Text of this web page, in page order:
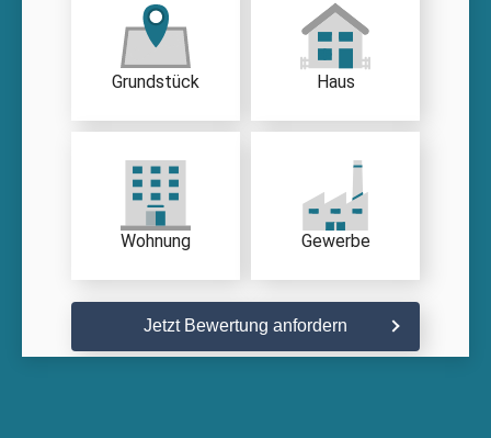
Grundstück Haus
Wohnung Gewerbe
Jetzt Bewertung anfordern